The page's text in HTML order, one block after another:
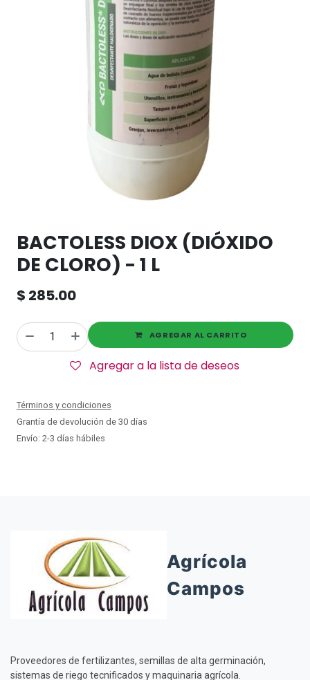
BACTOLESS DIOX (DIÓXIDO
DE CLORO) - 1 L
$ 285.00
AGREGAR AL CARRITO
Agregar a la lista de deseos
Términos y condiciones
Grantía de devolución de 30 días
Envío: 2-3 días hábiles
Agrícola
Campos
Proveedores de fertilizantes, semillas de alta germinación,
sistemas de riego tecnificados y maquinaria agrícola.